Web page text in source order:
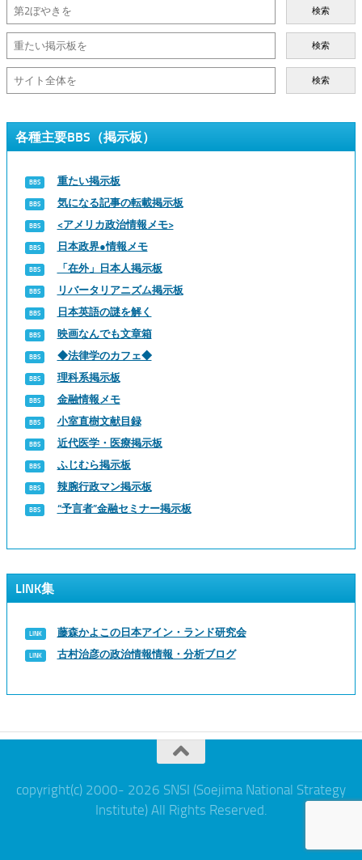
検索
検索
検索
各種主要BBS（掲示板）
重たい掲示板
気になる記事の転載掲示板
<アメリカ政治情報メモ>
日本政界●情報メモ
「在外」日本人掲示板
リバータリアニズム掲示板
日本英語の謎を解く
映画なんでも文章箱
◆法律学のカフェ◆
理科系掲示板
金融情報メモ
小室直樹文献目録
近代医学・医療掲示板
ふじむら掲示板
辣腕行政マン掲示板
“予言者”金融セミナー掲示板
LINK集
藤森かよこの日本アイン・ランド研究会
古村治彦の政治情報情報・分析ブログ
copyright(c) 2000- 2026 SNSI (Soejima National Strategy
Institute) All Rights Reserved.